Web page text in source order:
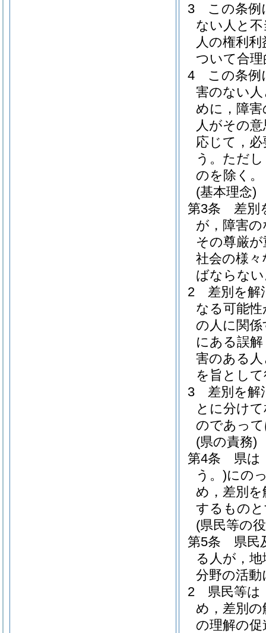
3
この条例
ない人と
人の権利
ついて合
4
この条例
害のない
めに，障
人がその
応じて，
う。 ただ
のを除く。
(基本理念)
第3条
差別
が，障害
その尊厳
社会の様
ばならな
2
差別を解
なる可能
の人に関
にある誤
害のある
を旨とし
3
差別を解
とに分け
のであっ
(県の責務)
第4条
県は
う。)にの
め，差別
するもの
(県民等の
第5条
県民
る人が，
分野の活
2
県民等は
め，差別
の理解の